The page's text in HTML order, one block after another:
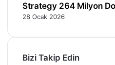
Strategy 264 Milyon
28 Ocak 2026
Bizi Takip Edin